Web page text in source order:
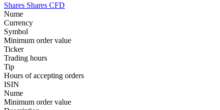
Shares Shares CFD
Nume
Currency
Symbol
Minimum order value
Ticker
Trading hours
Tip
Hours of accepting orders
ISIN
Nume
Minimum order value